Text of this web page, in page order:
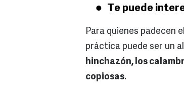
Te puede
Para quienes padecen
práctica puede ser un
hinchazón, los
copiosas.